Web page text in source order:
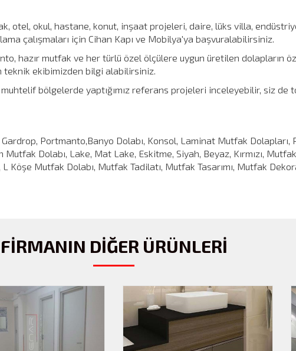
otel, okul, hastane, konut, inşaat projeleri, daire, lüks villa,
çalışmaları için Cihan Kapı ve Mobilya'ya başvuralabilirsiniz.
hazır mutfak ve her türlü özel ölçülere uygun üretilen dolapların
teknik ekibimizden bilgi alabilirsiniz.
bölgelerde yaptığımız referans projeleri inceleyebilir, siz de
Portmanto,Banyo Dolabı, Konsol, Laminat Mutfak
Dolabı, Lake, Mat Lake, Eskitme, Siyah, Beyaz, Kırmızı,
Köşe Mutfak Dolabı, Mutfak Tadilatı, Mutfak Tasarımı, Mutfak
FİRMANIN DİĞER ÜRÜNLERİ